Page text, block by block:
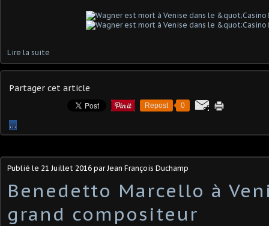
Lire la suite
Partager cet article
Repost 0
…
Publié le 21 Juillet 2016 par Jean François Duchamp
Benedetto Marcello à
grand compositeur